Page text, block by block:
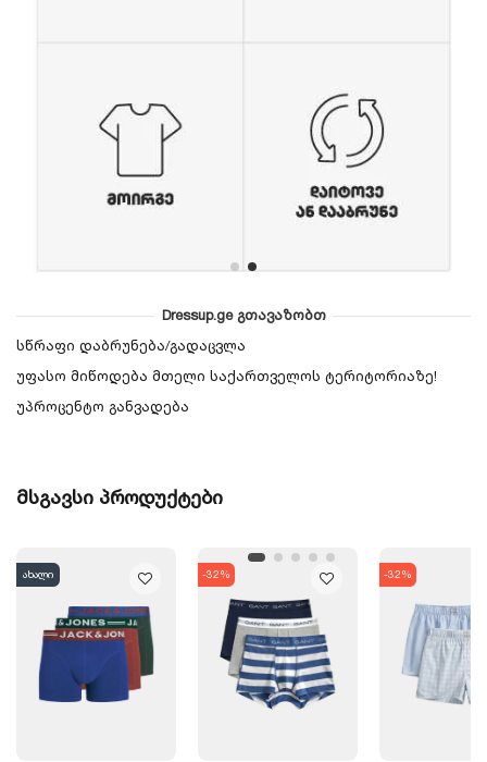
Dressup.ge გთავაზობთ
სწრაფი დაბრუნება/გადაცვლა
უფასო მიწოდება მთელი საქართველოს ტერიტორიაზე!
უპროცენტო განვადება
მსგავსი პროდუქტები
ახალი -32% -32%